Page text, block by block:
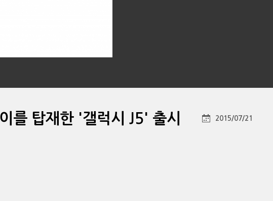
를 탑재한 '갤럭시 J5' 출시 2015/07/21